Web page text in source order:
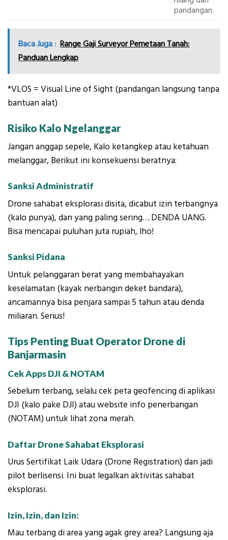
pandangan.
Baca Juga : Range Gaji Surveyor Pemetaan Tanah:
Panduan Lengkap
*VLOS = Visual Line of Sight (pandangan langsung tanpa
bantuan alat)
Risiko Kalo Ngelanggar
Jangan anggap sepele, Kalo ketangkep atau ketahuan
melanggar, Berikut ini konsekuensi beratnya:
Sanksi Administratif
Drone sahabat eksplorasi disita, dicabut izin terbangnya
(kalo punya), dan yang paling sering… DENDA UANG.
Bisa mencapai puluhan juta rupiah, lho!
Sanksi Pidana
Untuk pelanggaran berat yang membahayakan
keselamatan (kayak nerbangin deket bandara),
ancamannya bisa penjara sampai 5 tahun atau denda
miliaran. Serius!
Tips Penting Buat Operator Drone di
Banjarmasin
Cek Apps DJI & NOTAM
Sebelum terbang, selalu cek peta geofencing di aplikasi
DJI (kalo pake DJI) atau website info penerbangan
(NOTAM) untuk lihat zona merah.
Daftar Drone Sahabat Eksplorasi
Urus Sertifikat Laik Udara (Drone Registration) dan jadi
pilot berlisensi. Ini buat legalkan aktivitas sahabat
eksplorasi.
Izin, Izin, dan Izin:
Mau terbang di area yang agak grey area? Langsung aja